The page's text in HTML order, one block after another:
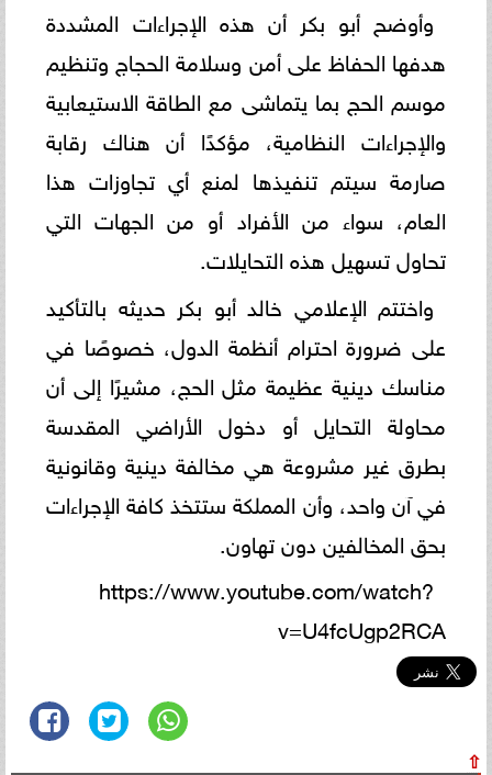
وأوضح أبو بكر أن هذه الإجراءات المشددة
هدفها الحفاظ على أمن وسلامة الحجاج وتنظيم
موسم الحج بما يتماشى مع الطاقة الاستيعابية
والإجراءات النظامية، مؤكدًا أن هناك رقابة
صارمة سيتم تنفيذها لمنع أي تجاوزات هذا
العام، سواء من الأفراد أو من الجهات التي
تحاول تسهيل هذه التحايلات.
واختتم الإعلامي خالد أبو بكر حديثه بالتأكيد
على ضرورة احترام أنظمة الدول، خصوصًا في
مناسك دينية عظيمة مثل الحج، مشيرًا إلى أن
محاولة التحايل أو دخول الأراضي المقدسة
بطرق غير مشروعة هي مخالفة دينية وقانونية
في آن واحد، وأن المملكة ستتخذ كافة الإجراءات
بحق المخالفين دون تهاون.
https://www.youtube.com/watch?
v=U4fcUgp2RCA
⇧